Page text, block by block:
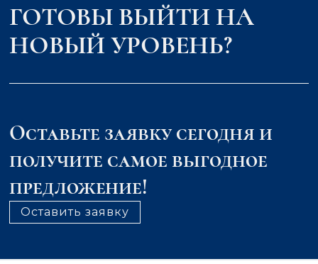
ГОТОВЫ ВЫЙТИ НА
НОВЫЙ УРОВЕНЬ?
Оставьте заявку сегодня и
получите самое выгодное
предложение!
Оставить заявку